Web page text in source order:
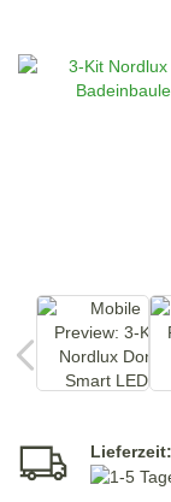
Lieferzeit: